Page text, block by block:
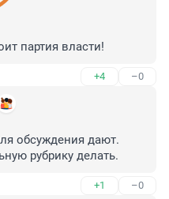
партия власти!
+4 –0
обсуждения дают.
рубрику делать.
+1 –0